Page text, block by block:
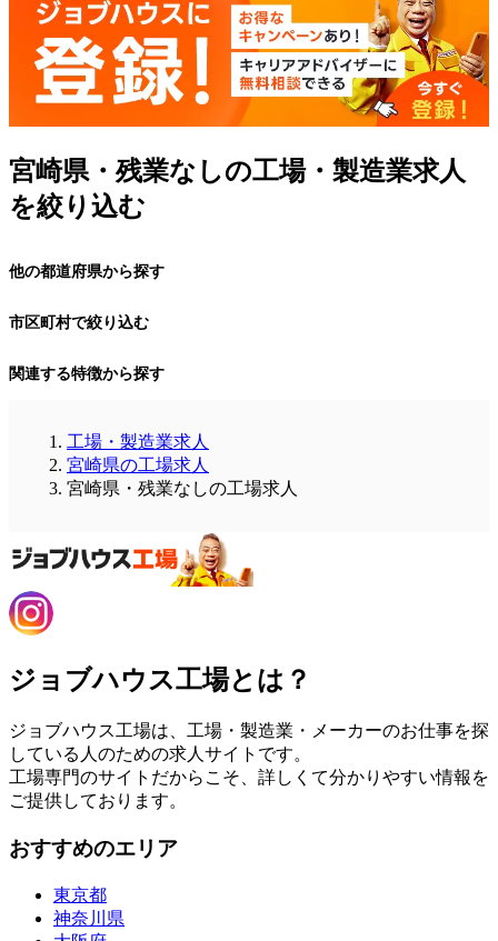
宮崎県・残業なしの工場・製造業求人
を絞り込む
他の都道府県から探す
市区町村で絞り込む
関連する特徴から探す
工場・製造業求人
宮崎県の工場求人
宮崎県・残業なしの工場求人
ジョブハウス工場とは？
ジョブハウス工場は、工場・製造業・メーカーのお仕事を探
している人のための求人サイトです。
工場専門のサイトだからこそ、詳しくて分かりやすい情報を
ご提供しております。
おすすめのエリア
東京都
神奈川県